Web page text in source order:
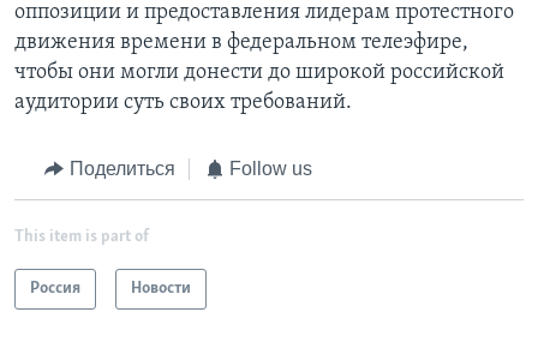
оппозиции и предоставления лидерам протестного
движения времени в федеральном телеэфире,
чтобы они могли донести до широкой российской
аудитории суть своих требований.
Поделиться Follow us
This item is part of
Россия Новости